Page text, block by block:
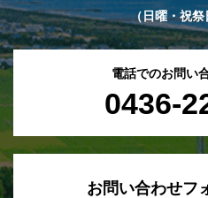
（日曜・祝祭
電話でのお問い
0436-
お問い合わせフ